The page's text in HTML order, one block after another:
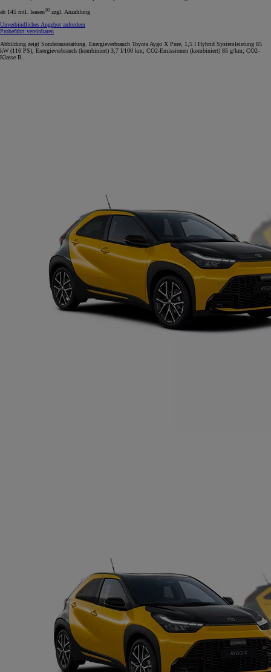
ab 145 mtl. leasen10 zzgl. Anzahlung
Unverbindliches Angebot anfordern
Probefahrt vereinbaren
Abbildung zeigt Sonderausstattung. Energieverbrauch Toyota Aygo X Pure, 1,5 l Hybrid Systemleistung 85
kW (116 PS), Energieverbrauch (kombiniert) 3,7 l/100 km; CO2-Emissionen (kombiniert) 85 g/km; CO2-
Klasse B.